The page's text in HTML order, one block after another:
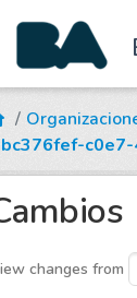
bc376fef-
changes from